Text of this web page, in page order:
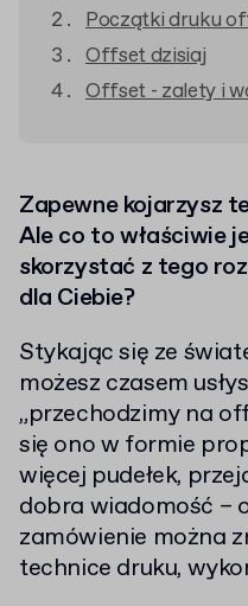
Początki druku
Offset dzisiaj
Offset - zalety i
Zapewne kojarzysz
Ale co to właściwie
skorzystać z tego
dla Ciebie?
Stykając się ze
możesz czasem
„przechodzimy na
się ono w formie
więcej pudełek,
dobra wiadomość –
zamówienie można
technice druku,